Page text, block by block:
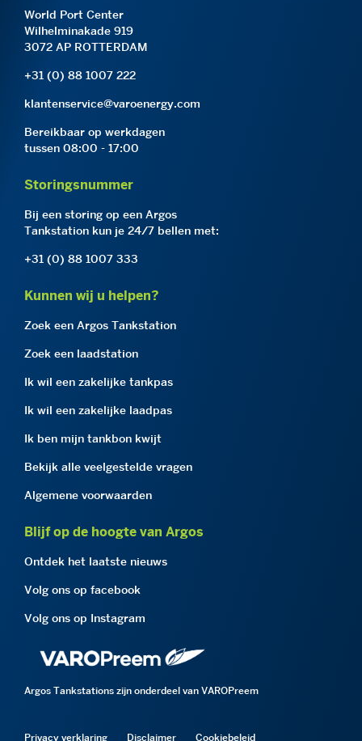
World Port Center
Wilhelminakade 919
3072 AP ROTTERDAM
+31 (0) 88 1007 222
klantenservice@varoenergy.com
Bereikbaar op werkdagen
tussen 08:00 - 17:00
Storingsnummer
Bij een storing op een Argos
Tankstation kun je 24/7 bellen met:
+31 (0) 88 1007 333
Kunnen wij u helpen?
Zoek een Argos Tankstation
Zoek een laadstation
Ik wil een zakelijke tankpas
Ik wil een zakelijke laadpas
Ik ben mijn tankbon kwijt
Bekijk alle veelgestelde vragen
Algemene voorwaarden
Blijf op de hoogte van Argos
Ontdek het laatste nieuws
Volg ons op facebook
Volg ons op Instagram
Argos Tankstations zijn onderdeel van VAROPreem
Privacy verklaring Disclaimer Cookiebeleid